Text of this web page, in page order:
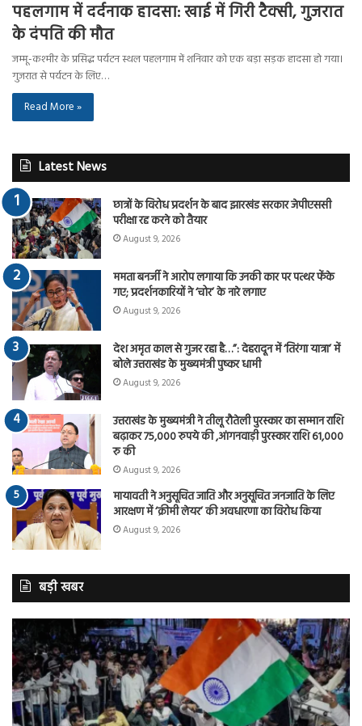
पहलगाम में दर्दनाक हादसा: खाई में गिरी टैक्सी, गुजरात
के दंपति की मौत
जम्मू-कश्मीर के प्रसिद्ध पर्यटन स्थल पहलगाम में शनिवार को एक बड़ा सड़क हादसा हो गया।
गुजरात से पर्यटन के लिए…
Read More »
Latest News
छात्रों के विरोध प्रदर्शन के बाद झारखंड सरकार जेपीएससी
परीक्षा रद्द करने को तैयार
August 9, 2026
ममता बनर्जी ने आरोप लगाया कि उनकी कार पर पत्थर फेंके
गए; प्रदर्शनकारियों ने ‘चोर’ के नारे लगाए
August 9, 2026
देश अमृत काल से गुजर रहा है…”: देहरादून में ‘तिरंगा यात्रा’ में
बोले उत्तराखंड के मुख्यमंत्री पुष्कर धामी
August 9, 2026
उत्तराखंड के मुख्यमंत्री ने तीलू रौतेली पुरस्कार का सम्मान राशि
बढ़ाकर 75,000 रुपये की ,आंगनवाड़ी पुरस्कार राशि 61,000
रु की
August 9, 2026
मायावती ने अनुसूचित जाति और अनुसूचित जनजाति के लिए
आरक्षण में ‘क्रीमी लेयर’ की अवधारणा का विरोध किया
August 9, 2026
बड़ी खबर